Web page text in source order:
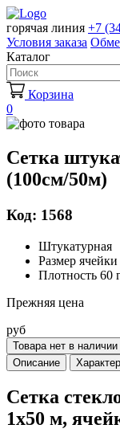
горячая линия +7
Условия заказа
Каталог
Корзина
0
Сетка
(100см/50м)
Код: 1568
Штукатурная
Размер
Плотность 60
Прежняя цена
руб
Товара нет в наличии
Описание
Сетка
1x50 м,